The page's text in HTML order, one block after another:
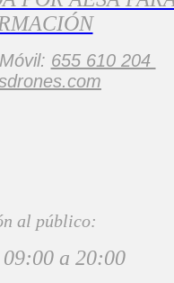
655 610 204
al público:
09:00 a 20:00